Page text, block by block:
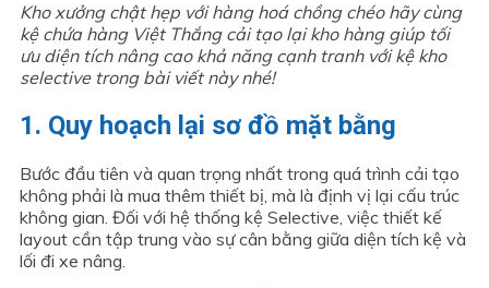
Kho xưởng chật hẹp với hàng hoá chồng chéo hãy cùng
kệ chứa hàng Việt Thắng cải tạo lại kho hàng giúp tối
ưu diện tích nâng cao khả năng cạnh tranh với kệ kho
selective trong bài viết này nhé!
1. Quy hoạch lại sơ đồ mặt bằng
Bước đầu tiên và quan trọng nhất trong quá trình cải tạo
không phải là mua thêm thiết bị, mà là định vị lại cấu trúc
không gian. Đối với hệ thống kệ Selective, việc thiết kế
layout cần tập trung vào sự cân bằng giữa diện tích kệ và
lối đi xe nâng.